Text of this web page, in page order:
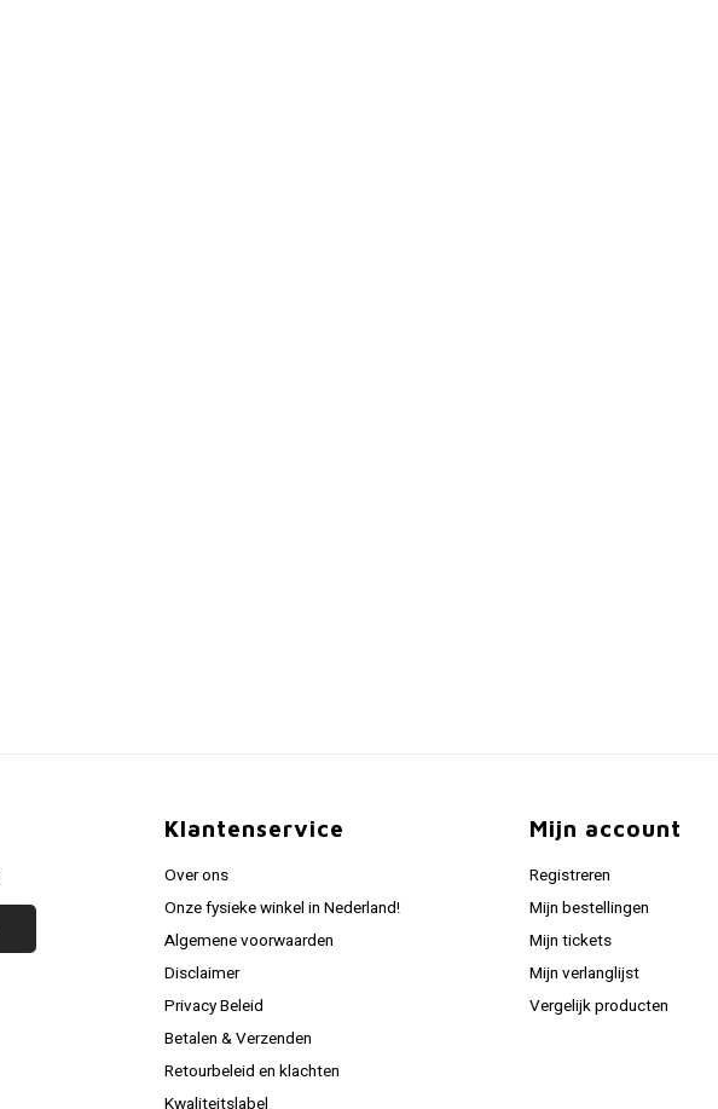
Klantenservice
Over ons
Onze fysieke winkel in Nederland!
Algemene voorwaarden
Disclaimer
Privacy Beleid
Betalen & Verzenden
Retourbeleid en klachten
Kwaliteitslabel
Mijn account
Registreren
Mijn bestellingen
Mijn tickets
Mijn verlanglijst
Vergelijk producten